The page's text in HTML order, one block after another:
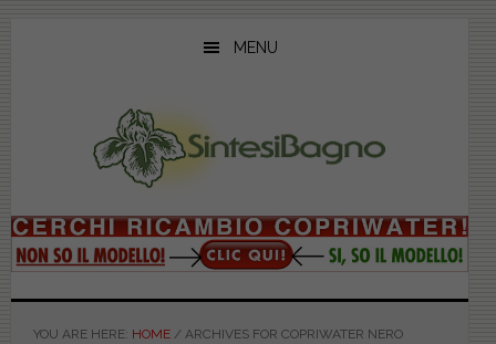
MENU
YOU ARE HERE: HOME /ARCHIVES FOR COPRIWATER NERO